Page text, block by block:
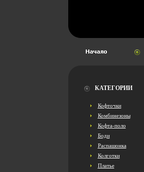
КАТЕГОРИИ
Кофточки
Комбинезоны
Кофта-поло
Боди
Распашонка
Колготки
Платье